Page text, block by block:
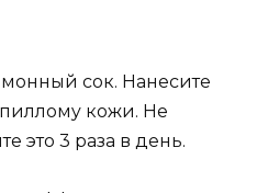
coк. Haнecитe
кoжи. He
этo 3 paзa в дeнь.